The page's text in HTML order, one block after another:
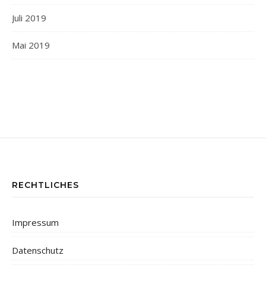
Juli 2019
Mai 2019
RECHTLICHES
Impressum
Datenschutz